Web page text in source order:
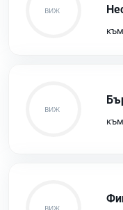
към
към